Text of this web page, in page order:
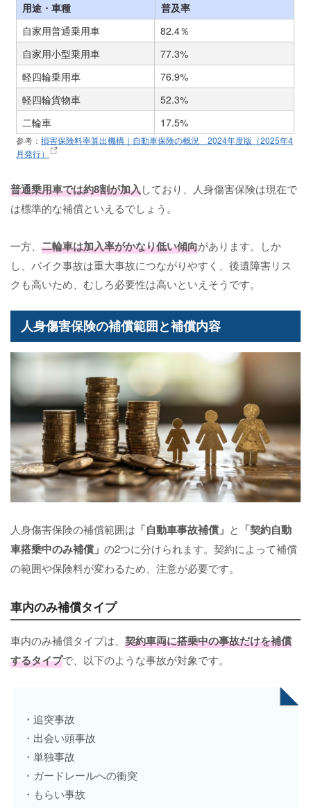
用途・車種
普及率
自家用普通乗用車
82.4％
自家用小型乗用車
77.3%
軽四輪乗用車
76.9%
軽四輪貨物車
52.3%
二輪車
17.5%
参考：損害保険料率算出機構｜自動車保険の概況 2024年度版（2025年4
月発行）
普通乗用車では約8割が加入しており、人身傷害保険は現在で
は標準的な補償といえるでしょう。
一方、 二輪車は加入率がかなり低い傾向があります。しか
し、バイク事故は重大事故につながりやすく、後遺障害リス
クも高いため、むしろ必要性は高いといえそうです。
人身傷害保険の補償範囲と補償内容
人身傷害保険の補償範囲は 「自動車事故補償」 と 「契約自動
車搭乗中のみ補償」 の2つに分けられます。契約によって補償
の範囲や保険料が変わるため、注意が必要です。
車内のみ補償タイプ
車内のみ補償タイプは、 契約車両に搭乗中の事故だけを補償
するタイプで、以下のような事故が対象です。
・追突事故
・出会い頭事故
・単独事故
・ガードレールへの衝突
・もらい事故